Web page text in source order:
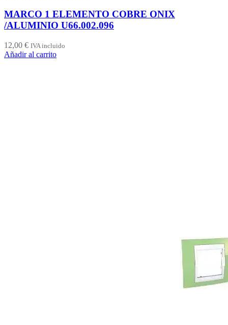
MARCO 1 ELEMENTO COBRE ONIX
/ALUMINIO U66.002.096
12,00 € IVA incluido
Añadir al carrito